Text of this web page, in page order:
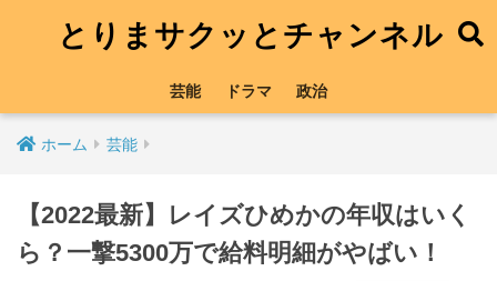
とりまサクッとチャンネル
芸能 ドラマ 政治
ホーム 芸能
【2022最新】レイズひめかの年収はいく
ら？一撃5300万で給料明細がやばい！